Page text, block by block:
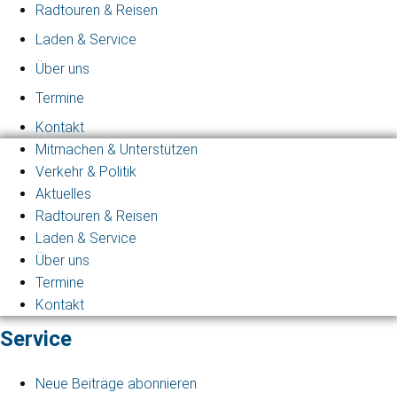
Radtouren & Reisen
Laden & Service
Über uns
Termine
Kontakt
Mitmachen & Unterstützen
Verkehr & Politik
Aktuelles
Radtouren & Reisen
Laden & Service
Über uns
Termine
Kontakt
Service
Neue Beiträge abonnieren